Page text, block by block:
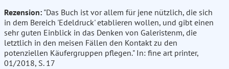
Rezension: "Das Buch ist vor allem für jene nützlich, die sich
in dem Bereich 'Edeldruck' etablieren wollen, und gibt einen
sehr guten Einblick in das Denken von Galeristenm, die
letztlich in den meisen Fällen den Kontakt zu den
potenziellen Käufergruppen pflegen." In: fine art printer,
01/2018, S. 17